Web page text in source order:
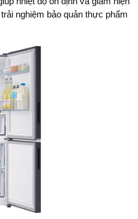
nghiệm bảo quản thực phẩm